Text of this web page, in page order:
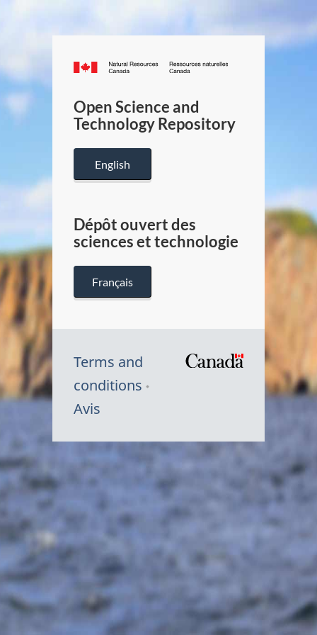
Canada.ca
/
Canada
Open Science and
Technology Repository
English
Dépôt ouvert des
sciences et technologie
Français
Terms and
conditions
Avis
Symbole
Canada